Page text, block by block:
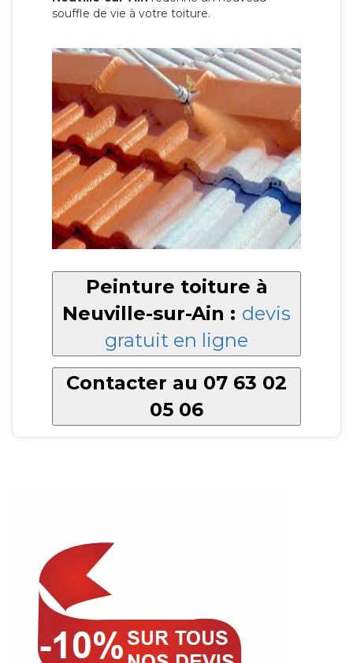
souffle de vie à votre toiture.
Peinture toiture à
Neuville-sur-Ain : devis
gratuit en ligne
Contacter au 07 63 02
05 06